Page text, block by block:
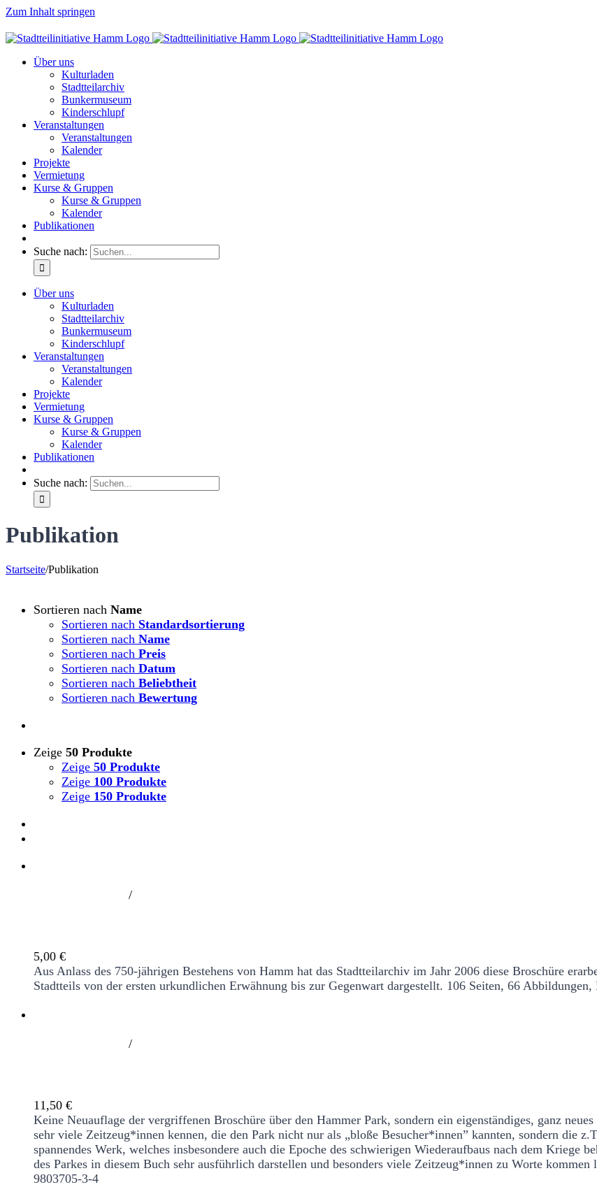
Zum Inhalt springen
Über uns
Kulturladen
Stadtteilarchiv
Bunkermuseum
Kinderschlupf
Veranstaltungen
Veranstaltungen
Kalender
Projekte
Vermietung
Kurse & Gruppen
Kurse & Gruppen
Kalender
Publikationen
Suche nach:
Über uns
Kulturladen
Stadtteilarchiv
Bunkermuseum
Kinderschlupf
Veranstaltungen
Veranstaltungen
Kalender
Projekte
Vermietung
Kurse & Gruppen
Kurse & Gruppen
Kalender
Publikationen
Suche nach:
Publikation
Startseite/Publikation
Sortieren nach Name
Sortieren nach Standardsortierung
Sortieren nach Name
Sortieren nach Preis
Sortieren nach Datum
Sortieren nach Beliebtheit
Sortieren nach Bewertung
Zeige 50 Produkte
Zeige 50 Produkte
Zeige 100 Produkte
Zeige 150 Produkte
/
5,00 €
Aus Anlass des 750-jährigen Bestehens von Hamm hat das Stadtteilarchiv im Jahr 2006 diese Broschüre
Stadtteils von der ersten urkundlichen Erwähnung bis zur Gegenwart dargestellt. 106 Seiten, 66 Abbildungen,
/
11,50 €
Keine Neuauflage der vergriffenen Broschüre über den Hammer Park, sondern ein eigenständiges, ganz
sehr viele Zeitzeug*innen kennen, die den Park nicht nur als „bloße Besucher*innen” kannten, sondern die
spannendes Werk, welches insbesondere auch die Epoche des schwierigen Wiederaufbaus nach dem Kriege
des Parkes in diesem Buch sehr ausführlich darstellen und besonders viele Zeitzeug*innen zu Worte kommen
9803705-3-4